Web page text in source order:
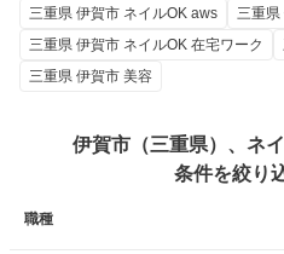
三重県 伊賀市 ネイルOK aws
三重県
三重県 伊賀市 ネイルOK 在宅ワーク
三重県 伊賀市 美容
伊賀市（三重県）、ネ
条件を絞り
職種